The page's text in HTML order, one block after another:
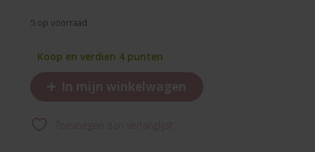
5 op voorraad
Koop en verdien 4 punten
+ In mijn winkelwagen